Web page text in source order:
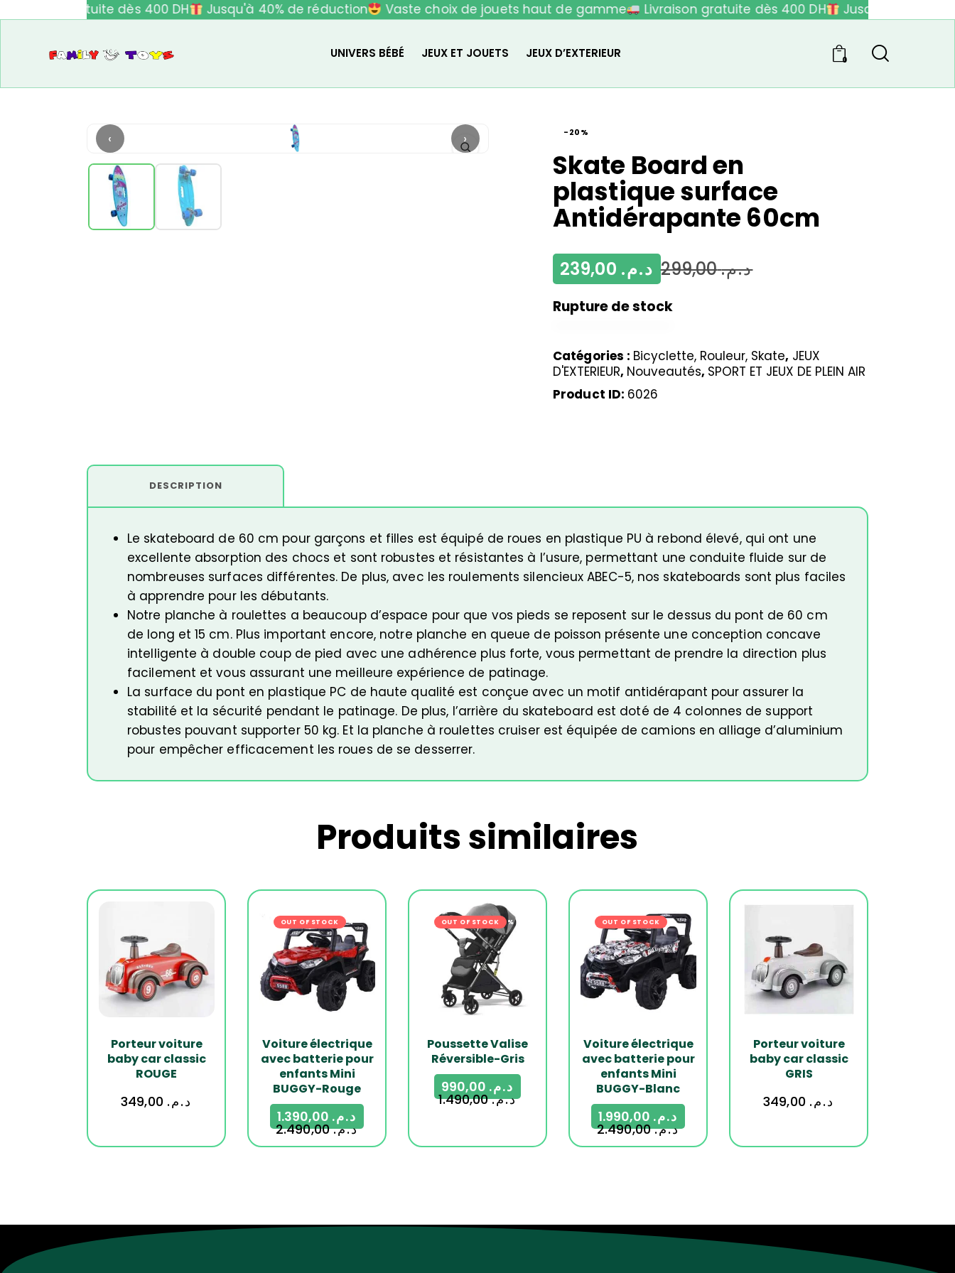
gratuite dès 400 DH Jusqu'à 40% de réduction Vaste choix de jouets haut de gamme Livraison gratuite dès 400 DH Jusqu'à 40% de
UNIVERS BÉBÉ JEUX ET JOUETS JEUX D’EXTERIEUR 0
‹ › -20%
Skate Board en
plastique surface
Antidérapante 60cm
د.م.299,00 د.م.
Rupture de stock
Catégories : Bicyclette, Rouleur, Skate, JEUX
D'EXTERIEUR, Nouveautés, SPORT ET JEUX DE PLEIN AIR
Product ID: 6026
DESCRIPTION
Le skateboard de 60 cm pour garçons et filles est équipé de roues en plastique PU à rebond élevé, qui ont une
excellente absorption des chocs et sont robustes et résistantes à l’usure, permettant une conduite fluide sur de
nombreuses surfaces différentes. De plus, avec les roulements silencieux ABEC-5, nos skateboards sont plus faciles
à apprendre pour les débutants.
Notre planche à roulettes a beaucoup d’espace pour que vos pieds se reposent sur le dessus du pont de 60 cm
de long et 15 cm. Plus important encore, notre planche en queue de poisson présente une conception concave
intelligente à double coup de pied avec une adhérence plus forte, vous permettant de prendre la direction plus
facilement et vous assurant une meilleure expérience de patinage.
La surface du pont en plastique PC de haute qualité est conçue avec un motif antidérapant pour assurer la
stabilité et la sécurité pendant le patinage. De plus, l’arrière du skateboard est doté de 4 colonnes de support
robustes pouvant supporter 50 kg. Et la planche à roulettes cruiser est équipée de camions en alliage d’aluminium
pour empêcher efficacement les roues de se desserrer.
Produits similaires
Porteur voiture
baby car classic
ROUGE
د.م.
OUT OF STOCK-44%
Voiture électrique
avec batterie pour
enfants Mini
BUGGY-Rouge
د.م.2.490,00
د.م.
OUT OF STOCK-34%
Poussette Valise
Réversible-Gris
د.م.1.490,00
د.م.
OUT OF STOCK-20%
Voiture électrique
avec batterie pour
enfants Mini
BUGGY-Blanc
د.م.2.490,00
د.م.
Porteur voiture
baby car classic
GRIS
د.م.